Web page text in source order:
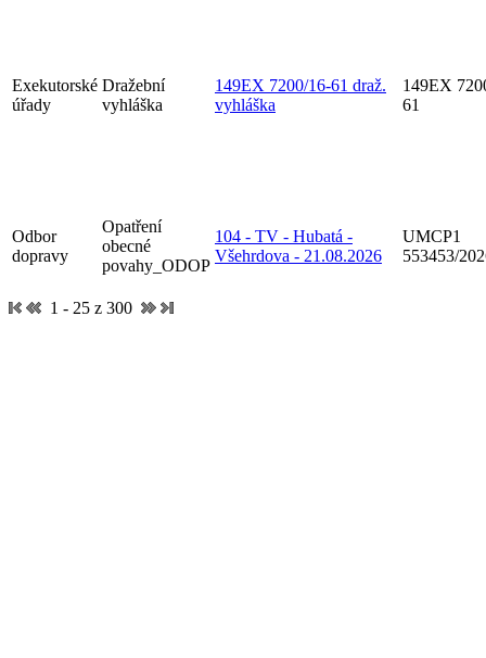
Exekutorské
úřady
Dražební
vyhláška
149EX 7200/16-61 draž.
vyhláška
149EX
61
Odbor
dopravy
Opatření
obecné
povahy_ODOP
104 - TV - Hubatá -
Všehrdova - 21.08.2026
UMCP1
553453/
1 - 25 z 300